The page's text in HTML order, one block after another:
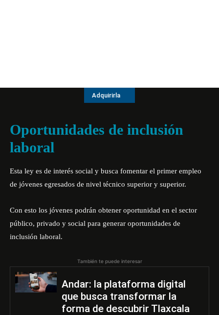
Adquirirla
Oportunidades de inclusión
laboral
Esta ley es de interés social y busca fomentar el primer empleo
de jóvenes egresados de nivel técnico superior y superior.
Con esto los jóvenes podrán obtener oportunidad en el sector
público, privado y social para generar oportunidades de
inclusión laboral.
También te puede interesar
Andar: la plataforma digital
que busca transformar la
forma de descubrir Tlaxcala